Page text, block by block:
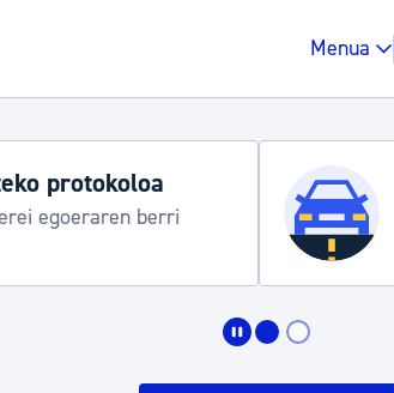
Menua
protokoloa
egoeraren berri